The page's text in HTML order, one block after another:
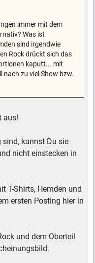
immer mit dem
Was ist
sind irgendwie
Rock drückt sich das
kaputt... mit
nach zu viel Show bzw.
aus!
sind, kannst Du sie
nicht einstecken in
T-Shirts, Hemden und
ersten Posting hier in
und dem Oberteil